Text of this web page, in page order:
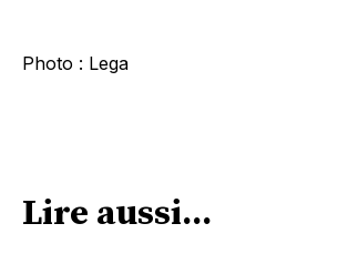
Photo : Lega
Lire aussi...